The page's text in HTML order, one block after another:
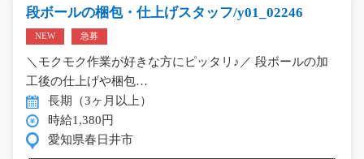
段ボールの梱包・仕上げスタッフ/y01_02246
NEW 急募
＼モクモク作業が好きな方にピッタリ♪／ 段ボールの加
工後の仕上げや梱包…
長期（3ヶ月以上）
時給1,380円
愛知県春日井市